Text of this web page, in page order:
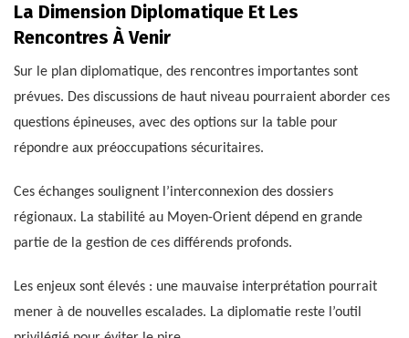
La Dimension Diplomatique Et Les
Rencontres À Venir
Sur le plan diplomatique, des rencontres importantes sont
prévues. Des discussions de haut niveau pourraient aborder ces
questions épineuses, avec des options sur la table pour
répondre aux préoccupations sécuritaires.
Ces échanges soulignent l’interconnexion des dossiers
régionaux. La stabilité au Moyen-Orient dépend en grande
partie de la gestion de ces différends profonds.
Les enjeux sont élevés : une mauvaise interprétation pourrait
mener à de nouvelles escalades. La diplomatie reste l’outil